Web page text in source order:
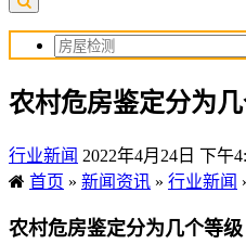
农村危房鉴定分为
行业新闻 2022年4月24日 下午
首页 » 新闻资讯 » 行业新闻
农村危房鉴定分为几个等级